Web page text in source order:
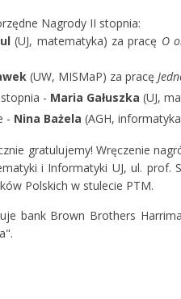
Nagrody II stopnia:
(UJ, matematyka) za pracę O
(UW, MISMaP) za pracę
- Maria Gałuszka (UJ,
- Nina Bażela (AGH,
gratulujemy! Wręczenie
i Informatyki UJ, ul. prof.
Polskich w stulecie PTM.
bank Brown Brothers